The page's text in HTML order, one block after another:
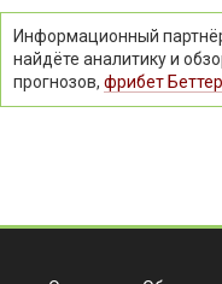
Информационный
найдёте аналитику и
прогнозов, фрибет